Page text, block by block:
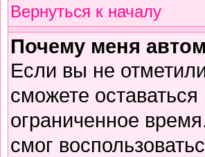
Вернуться к началу
Почему меня
Если вы не
сможете
ограниченное
смог